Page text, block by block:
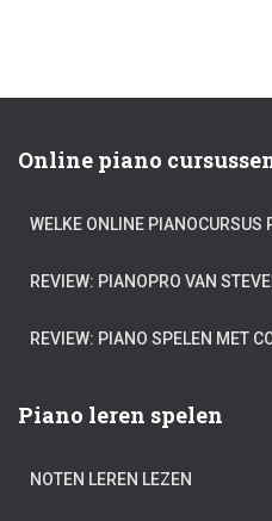
Online piano
WELKE ONLINE PIANOCURSUS
REVIEW: PIANOPRO VAN
REVIEW: PIANO SPELEN MET
Piano leren spelen
NOTEN LEREN LEZEN